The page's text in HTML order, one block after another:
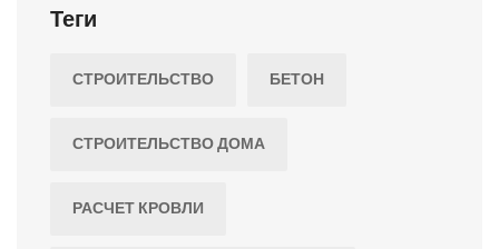
Теги
СТРОИТЕЛЬСТВО БЕТОН
СТРОИТЕЛЬСТВО ДОМА
РАСЧЕТ КРОВЛИ